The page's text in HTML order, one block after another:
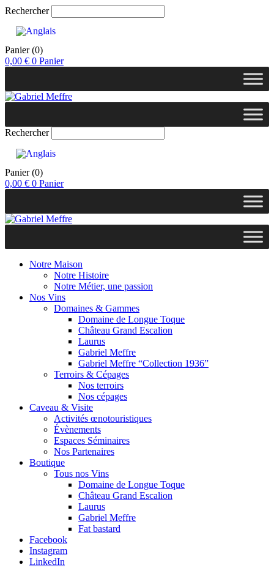
Rechercher
Panier (0)
0,00 € 0 Panier
Rechercher
Panier (0)
0,00 € 0 Panier
Notre Maison
Notre Histoire
Notre Métier, une passion
Nos Vins
Domaines & Gammes
Domaine de Longue Toque
Château Grand Escalion
Laurus
Gabriel Meffre
Gabriel Meffre “Collection 1936”
Terroirs & Cépages
Nos terroirs
Nos cépages
Caveau & Visite
Activités œnotouristiques
Évènements
Espaces Séminaires
Nos Partenaires
Boutique
Tous nos Vins
Domaine de Longue Toque
Château Grand Escalion
Laurus
Gabriel Meffre
Fat bastard
Facebook
Instagram
LinkedIn